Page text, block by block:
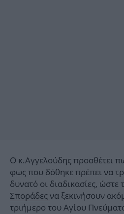
Ο κ.Αγγελούδης προσθέτει
φως που δόθηκε πρέπει να
δυνατό οι διαδικασίες, ώστε
Σποράδεςνα ξεκινήσουν
τριήμερο του Αγίου